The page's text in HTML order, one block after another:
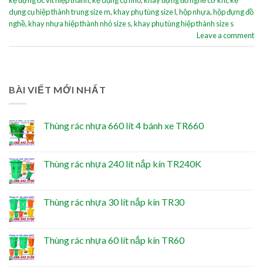
dụng cụ hiệp thành trung size m,khay phụ tùng size l,hộp nhựa,hộp đựng đồ
nghề,khay nhựa hiệp thành nhỏ size s,khay phụ tùng hiệp thành size s
Leave a comment
BÀI VIẾT MỚI NHẤT
Thùng rác nhựa 660 lít 4 bánh xe TR660
Thùng rác nhựa 240 lít nắp kín TR240K
Thùng rác nhựa 30 lít nắp kín TR30
Thùng rác nhựa 60 lít nắp kín TR60